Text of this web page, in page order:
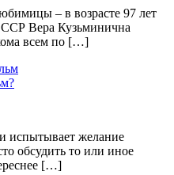
– в возрасте 97 лет
Вера Кузьминична
всем по […]
испытывает желание
обсудить то или иное
[…]